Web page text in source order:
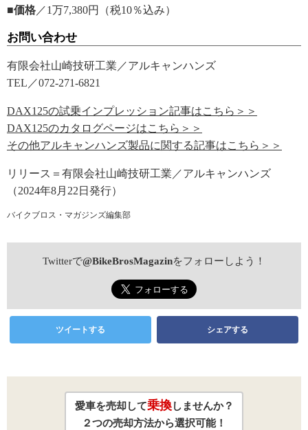
■価格 ／1万7,380円（税10％込み）
お問い合わせ
有限会社山崎技研工業／アルキャンハンズ
TEL／072-271-6821
DAX125の試乗インプレッション記事はこちら＞＞
DAX125のカタログページはこちら＞＞
その他アルキャンハンズ製品に関する記事はこちら＞＞
リリース＝有限会社山崎技研工業／アルキャンハンズ
（2024年8月22日発行）
バイクブロス・マガジンズ編集部
Twitterで@BikeBrosMagazinをフォローしよう！
ツイートする シェアする
愛車を売却して乗換しませんか？
２つの売却方法から選択可能！